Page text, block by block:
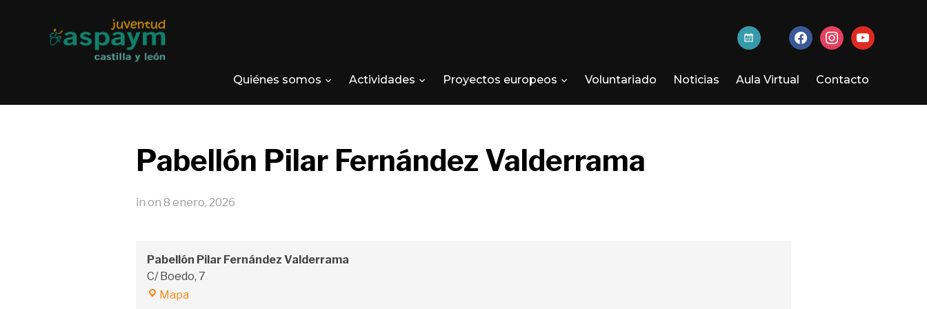
activa- facebookinstagramyoutube
Quiénes somos Actividades Proyectos europeos Voluntariado Noticias Aula Virtual Contacto
Pabellón Pilar Fernández Valderrama
in on 8 enero, 2026
Pabellón Pilar Fernández Valderrama
C/ Boedo, 7
Mapa